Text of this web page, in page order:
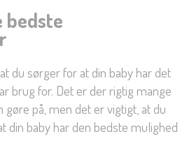
bedste
du sørger for at din baby har det
brug for. Det er der rigtig mange
gøre på, men det er vigtigt, at du
din baby har den bedste mulighed